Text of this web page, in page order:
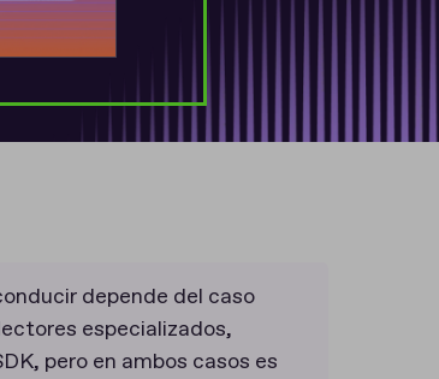
depende del caso
especializados,
pero en ambos casos es